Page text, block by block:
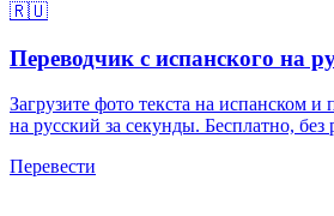
🇷🇺
Переводчик с испанского на
Загрузите фото текста на испанском
на русский за секунды. Бесплатно, без
Перевести